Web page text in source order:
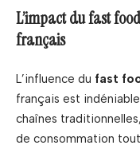
L’impact du fast
français
L’influence du fast
français est
chaînes
de consommation